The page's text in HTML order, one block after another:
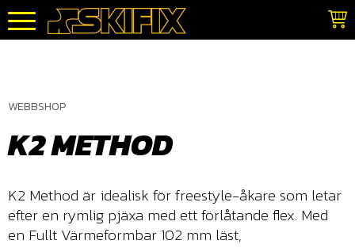
Meny
WEBBSHOP
K2 METHOD
K2 Method är idealisk för freestyle-åkare som letar
efter en rymlig pjäxa med ett förlåtande flex. Med
en Fullt Värmeformbar 102 mm läst,